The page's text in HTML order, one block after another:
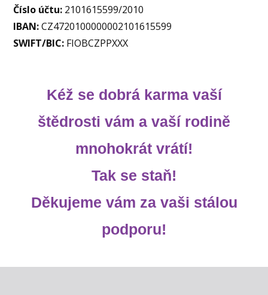
Číslo účtu: 2101615599/2010
IBAN:CZ4720100000002101615599
SWIFT/BIC: FIOBCZPPXXX
Kéž se dobrá karma vaší
štědrosti vám a vaší rodině
mnohokrát vrátí!
Tak se staň!
Děkujeme vám za vaši stálou
podporu!